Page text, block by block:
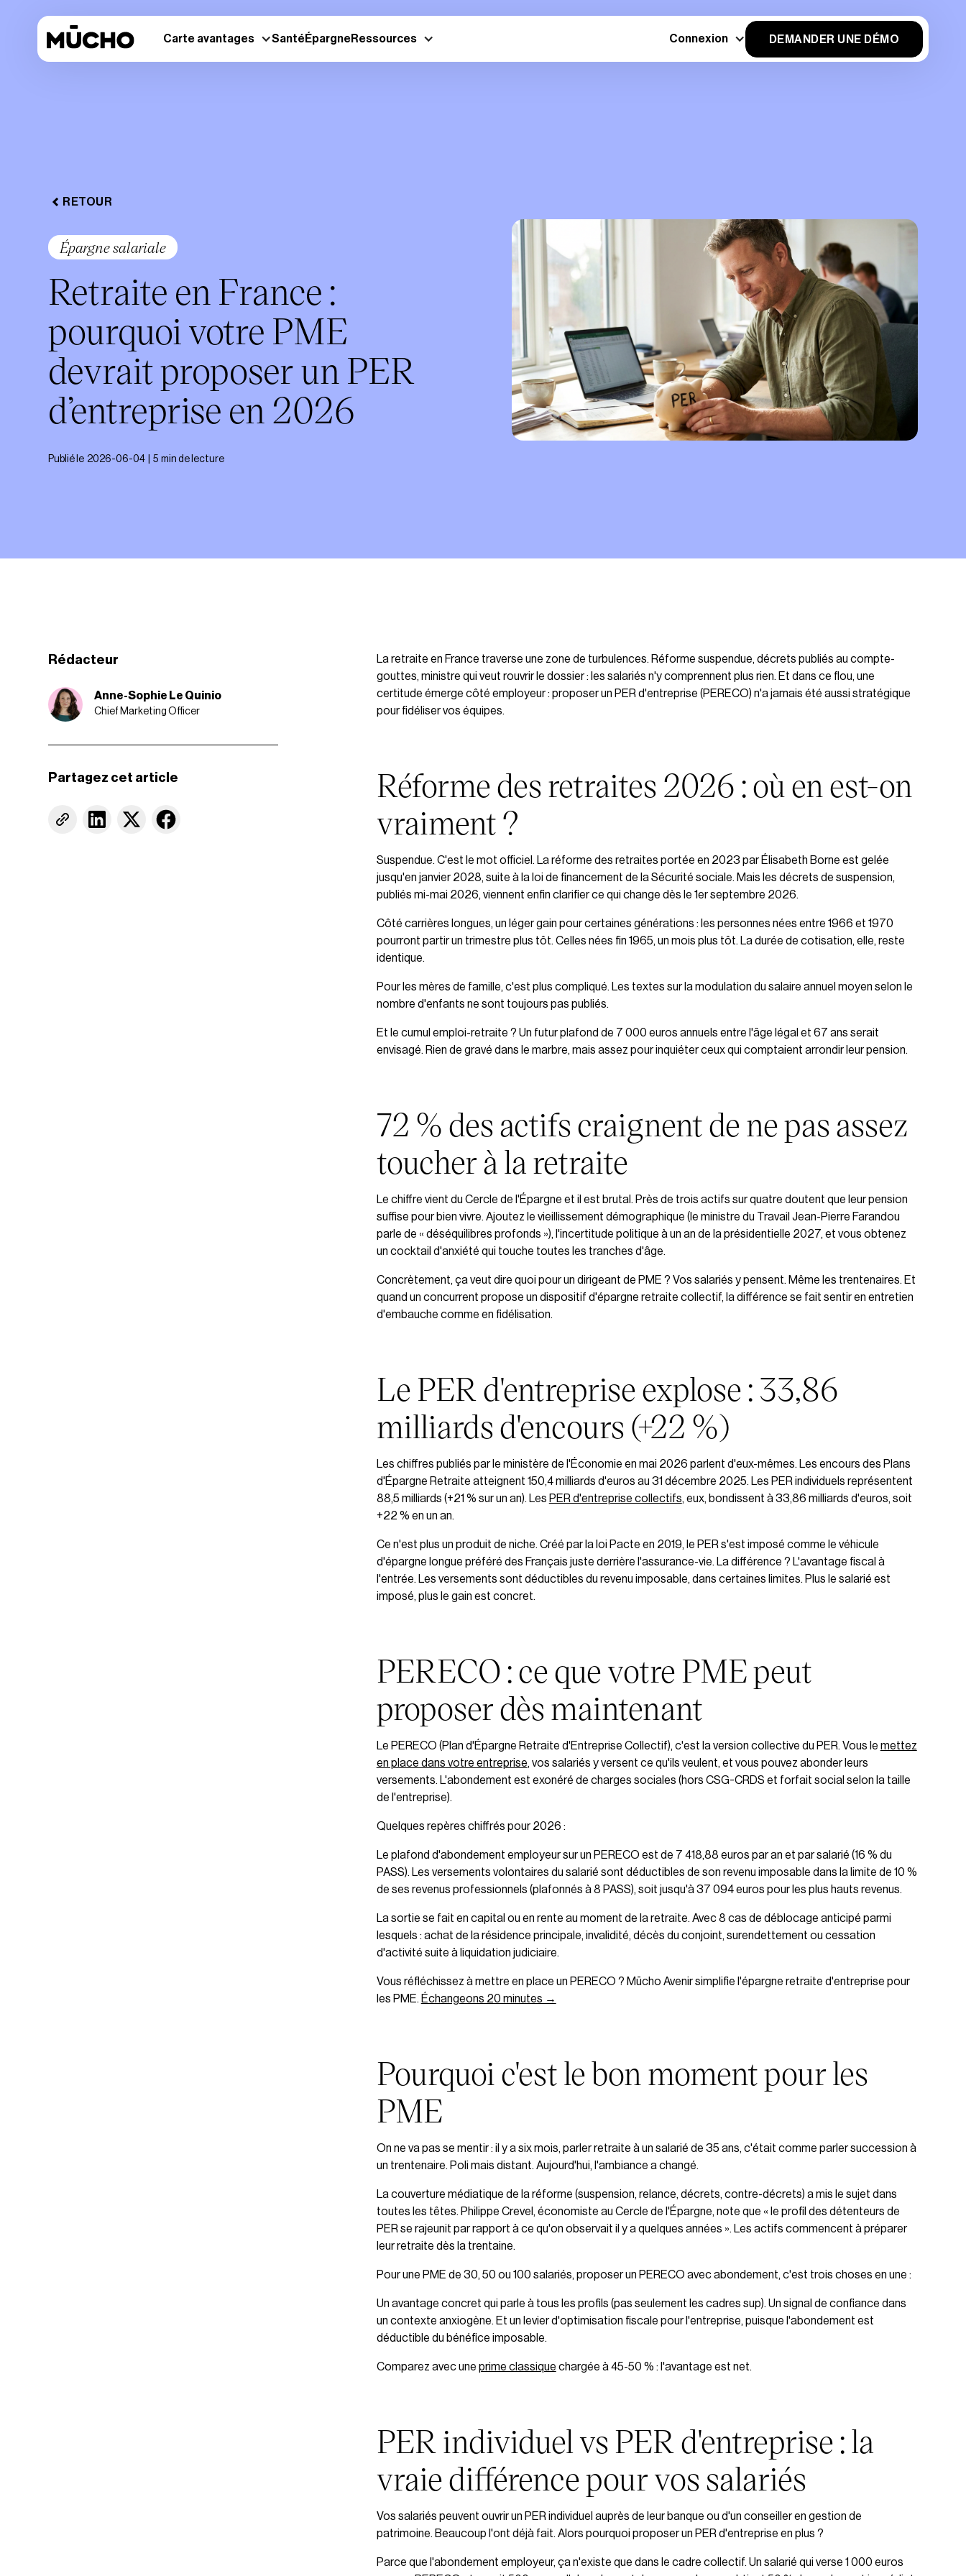
Carte avantages SantéÉpargneRessources Connexion DEMANDER UNE DÉMO
RETOUR
Épargne salariale
Retraite en France :
pourquoi votre PME
devrait proposer un PER
d’entreprise en 2026
Publié le 2026-06-04 5 min de lecture
Rédacteur
Anne-Sophie Le Quinio
Chief Marketing Officer
Partagez cet article
La retraite en France traverse une zone de turbulences. Réforme suspendue, décrets publiés au compte-
gouttes, ministre qui veut rouvrir le dossier : les salariés n'y comprennent plus rien. Et dans ce flou, une
certitude émerge côté employeur : proposer un PER d'entreprise (PERECO) n'a jamais été aussi stratégique
pour fidéliser vos équipes.
Réforme des retraites 2026 : où en est-on
vraiment ?
Suspendue. C'est le mot officiel. La réforme des retraites portée en 2023 par Élisabeth Borne est gelée
jusqu'en janvier 2028, suite à la loi de financement de la Sécurité sociale. Mais les décrets de suspension,
publiés mi-mai 2026, viennent enfin clarifier ce qui change dès le 1er septembre 2026.
Côté carrières longues, un léger gain pour certaines générations : les personnes nées entre 1966 et 1970
pourront partir un trimestre plus tôt. Celles nées fin 1965, un mois plus tôt. La durée de cotisation, elle, reste
identique.
Pour les mères de famille, c'est plus compliqué. Les textes sur la modulation du salaire annuel moyen selon le
nombre d'enfants ne sont toujours pas publiés.
Et le cumul emploi-retraite ? Un futur plafond de 7 000 euros annuels entre l'âge légal et 67 ans serait
envisagé. Rien de gravé dans le marbre, mais assez pour inquiéter ceux qui comptaient arrondir leur pension.
72 % des actifs craignent de ne pas assez
toucher à la retraite
Le chiffre vient du Cercle de l'Épargne et il est brutal. Près de trois actifs sur quatre doutent que leur pension
suffise pour bien vivre. Ajoutez le vieillissement démographique (le ministre du Travail Jean-Pierre Farandou
parle de « déséquilibres profonds »), l'incertitude politique à un an de la présidentielle 2027, et vous obtenez
un cocktail d'anxiété qui touche toutes les tranches d'âge.
Concrètement, ça veut dire quoi pour un dirigeant de PME ? Vos salariés y pensent. Même les trentenaires. Et
quand un concurrent propose un dispositif d'épargne retraite collectif, la différence se fait sentir en entretien
d'embauche comme en fidélisation.
Le PER d'entreprise explose : 33,86
milliards d'encours (+22 %)
Les chiffres publiés par le ministère de l'Économie en mai 2026 parlent d'eux-mêmes. Les encours des Plans
d'Épargne Retraite atteignent 150,4 milliards d'euros au 31 décembre 2025. Les PER individuels représentent
88,5 milliards (+21 % sur un an). Les PER d'entreprise collectifs, eux, bondissent à 33,86 milliards d'euros, soit
+22 % en un an.
Ce n'est plus un produit de niche. Créé par la loi Pacte en 2019, le PER s'est imposé comme le véhicule
d'épargne longue préféré des Français juste derrière l'assurance-vie. La différence ? L'avantage fiscal à
l'entrée. Les versements sont déductibles du revenu imposable, dans certaines limites. Plus le salarié est
imposé, plus le gain est concret.
PERECO : ce que votre PME peut
proposer dès maintenant
Le PERECO (Plan d'Épargne Retraite d'Entreprise Collectif), c'est la version collective du PER. Vous le mettez
en place dans votre entreprise, vos salariés y versent ce qu'ils veulent, et vous pouvez abonder leurs
versements. L'abondement est exonéré de charges sociales (hors CSG-CRDS et forfait social selon la taille
de l'entreprise).
Quelques repères chiffrés pour 2026 :
Le plafond d'abondement employeur sur un PERECO est de 7 418,88 euros par an et par salarié (16 % du
PASS). Les versements volontaires du salarié sont déductibles de son revenu imposable dans la limite de 10 %
de ses revenus professionnels (plafonnés à 8 PASS), soit jusqu'à 37 094 euros pour les plus hauts revenus.
La sortie se fait en capital ou en rente au moment de la retraite. Avec 8 cas de déblocage anticipé parmi
lesquels : achat de la résidence principale, invalidité, décès du conjoint, surendettement ou cessation
d'activité suite à liquidation judiciaire.
Vous réfléchissez à mettre en place un PERECO ? Mūcho Avenir simplifie l'épargne retraite d'entreprise pour
les PME. Échangeons 20 minutes →
Pourquoi c'est le bon moment pour les
PME
On ne va pas se mentir : il y a six mois, parler retraite à un salarié de 35 ans, c'était comme parler succession à
un trentenaire. Poli mais distant. Aujourd'hui, l'ambiance a changé.
La couverture médiatique de la réforme (suspension, relance, décrets, contre-décrets) a mis le sujet dans
toutes les têtes. Philippe Crevel, économiste au Cercle de l'Épargne, note que « le profil des détenteurs de
PER se rajeunit par rapport à ce qu'on observait il y a quelques années ». Les actifs commencent à préparer
leur retraite dès la trentaine.
Pour une PME de 30, 50 ou 100 salariés, proposer un PERECO avec abondement, c'est trois choses en une :
Un avantage concret qui parle à tous les profils (pas seulement les cadres sup). Un signal de confiance dans
un contexte anxiogène. Et un levier d'optimisation fiscale pour l'entreprise, puisque l'abondement est
déductible du bénéfice imposable.
Comparez avec une prime classique chargée à 45-50 % : l'avantage est net.
PER individuel vs PER d'entreprise : la
vraie différence pour vos salariés
Vos salariés peuvent ouvrir un PER individuel auprès de leur banque ou d'un conseiller en gestion de
patrimoine. Beaucoup l'ont déjà fait. Alors pourquoi proposer un PER d'entreprise en plus ?
Parce que l'abondement employeur, ça n'existe que dans le cadre collectif. Un salarié qui verse 1 000 euros